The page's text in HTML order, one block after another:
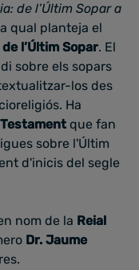
de l’Últim Sopar a
qual planteja el
l’Últim Sopar. El
sobre els sopars
los des
Ha
que fan
sobre l'Últim
d'inicis del segle
nom de la Reial
Dr. Jaume